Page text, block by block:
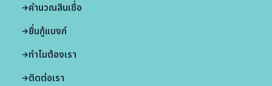
คำนวณสินเชื่อ
ยื่นกู้แบงก์
ทำไมต้องเรา
ติดต่อเรา